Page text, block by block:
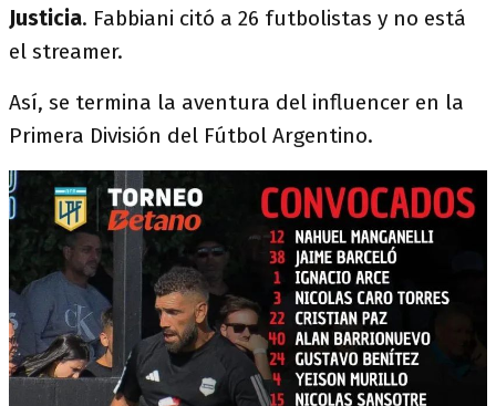
Justicia. Fabbiani citó a 26 futbolistas y no está
el streamer.
Así, se termina la aventura del influencer en la
Primera División del Fútbol Argentino.